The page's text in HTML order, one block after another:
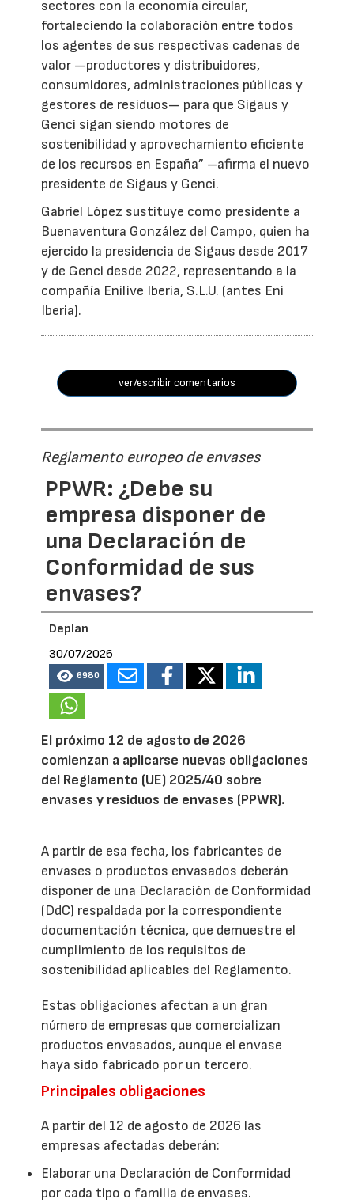
sectores con la economía circular,
fortaleciendo la colaboración entre todos
los agentes de sus respectivas cadenas de
valor —productores y distribuidores,
consumidores, administraciones públicas y
gestores de residuos— para que Sigaus y
Genci sigan siendo motores de
sostenibilidad y aprovechamiento eficiente
de los recursos en España” –afirma el nuevo
presidente de Sigaus y Genci.
Gabriel López sustituye como presidente a
Buenaventura González del Campo, quien ha
ejercido la presidencia de Sigaus desde 2017
y de Genci desde 2022, representando a la
compañía Enilive Iberia, S.L.U. (antes Eni
Iberia).
ver/escribir comentarios
Reglamento europeo de envases
PPWR: ¿Debe su
empresa disponer de
una Declaración de
Conformidad de sus
envases?
Deplan
30/07/2026
6980
El próximo 12 de agosto de 2026
comienzan a aplicarse nuevas obligaciones
del Reglamento (UE) 2025/40 sobre
envases y residuos de envases (PPWR).
A partir de esa fecha, los fabricantes de
envases o productos envasados deberán
disponer de una Declaración de Conformidad
(DdC) respaldada por la correspondiente
documentación técnica, que demuestre el
cumplimiento de los requisitos de
sostenibilidad aplicables del Reglamento.
Estas obligaciones afectan a un gran
número de empresas que comercializan
productos envasados, aunque el envase
haya sido fabricado por un tercero.
Principales obligaciones
A partir del 12 de agosto de 2026 las
empresas afectadas deberán:
Elaborar una Declaración de Conformidad
por cada tipo o familia de envases.